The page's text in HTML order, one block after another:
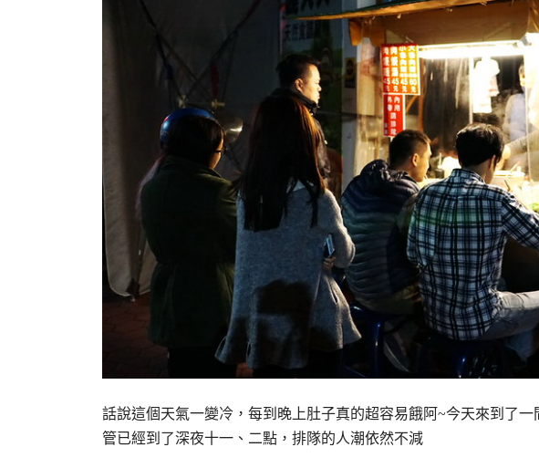
話說這個天氣一變冷，每到晚上肚子真的超容易餓阿~今天來到了
管已經到了深夜十一、二點，排隊的人潮依然不減